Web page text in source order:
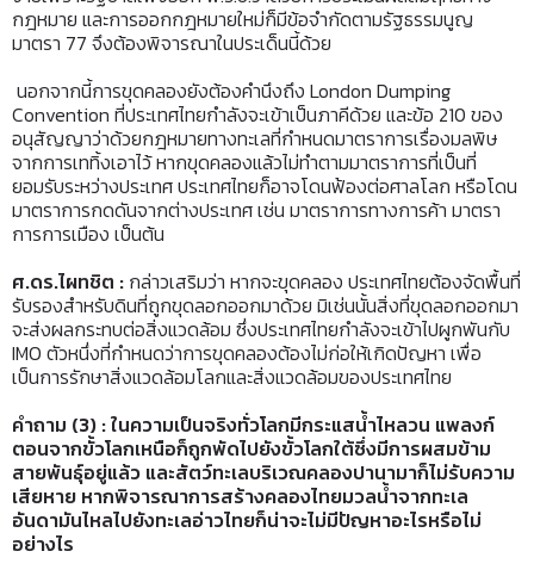
กฎหมาย และการออกกฎหมายใหม่ก็มีข้อจำกัดตามรัฐธรรมนูญ
มาตรา 77 จึงต้องพิจารณาในประเด็นนี้ด้วย
นอกจากนี้การขุดคลองยังต้องคำนึงถึง London Dumping
Convention ที่ประเทศไทยกำลังจะเข้าเป็นภาคีด้วย และข้อ 210 ของ
อนุสัญญาว่าด้วยกฎหมายทางทะเลที่กำหนดมาตราการเรื่องมลพิษ
จากการเททิ้งเอาไว้ หากขุดคลองแล้วไม่ทำตามมาตราการที่เป็นที่
ยอมรับระหว่างประเทศ ประเทศไทยก็อาจโดนฟ้องต่อศาลโลก หรือโดน
มาตราการกดดันจากต่างประเทศ เช่น มาตราการทางการค้า มาตรา
การการเมือง เป็นต้น
ศ.ดร.ไผทชิต : กล่าวเสริมว่า หากจะขุดคลอง ประเทศไทยต้องจัดพื้นที่
รับรองสำหรับดินที่ถูกขุดลอกออกมาด้วย มิเช่นนั้นสิ่งที่ขุดลอกออกมา
จะส่งผลกระทบต่อสิ่งแวดล้อม ซึ่งประเทศไทยกำลังจะเข้าไปผูกพันกับ
IMO ตัวหนึ่งที่กำหนดว่าการขุดคลองต้องไม่ก่อให้เกิดปัญหา เพื่อ
เป็นการรักษาสิ่งแวดล้อมโลกและสิ่งแวดล้อมของประเทศไทย
คำถาม (3) : ในความเป็นจริงทั่วโลกมีกระแสน้ำไหลวน แพลงก์
ตอนจากขั้วโลกเหนือก็ถูกพัดไปยังขั้วโลกใต้ซึ่งมีการผสมข้าม
สายพันธุ์อยู่แล้ว และสัตว์ทะเลบริเวณคลองปานามาก็ไม่รับความ
เสียหาย หากพิจารณาการสร้างคลองไทยมวลน้ำจากทะเล
อันดามันไหลไปยังทะเลอ่าวไทยก็น่าจะไม่มีปัญหาอะไรหรือไม่
อย่างไร